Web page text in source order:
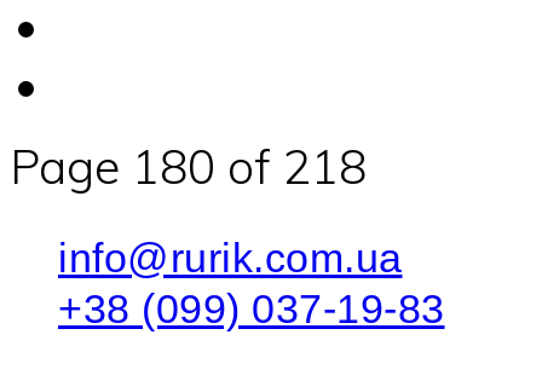
Page 180 of 218
info@rurik.com.ua
+38 (099) 037-19-83